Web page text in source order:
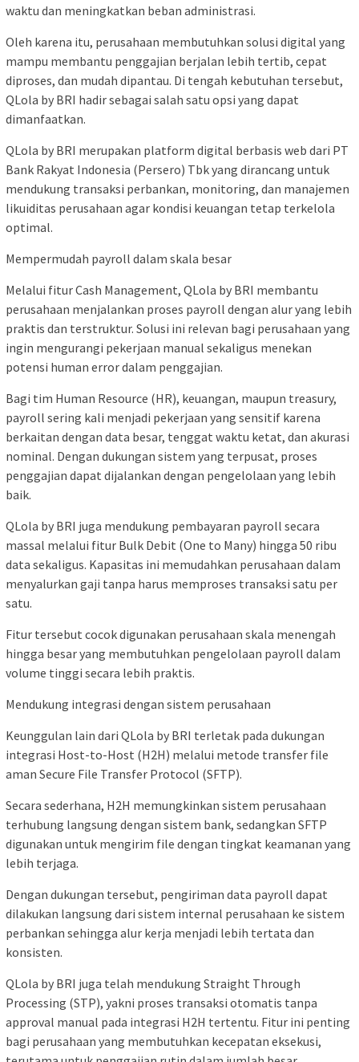
waktu dan meningkatkan beban administrasi.
Oleh karena itu, perusahaan membutuhkan solusi digital yang
mampu membantu penggajian berjalan lebih tertib, cepat
diproses, dan mudah dipantau. Di tengah kebutuhan tersebut,
QLola by BRI hadir sebagai salah satu opsi yang dapat
dimanfaatkan.
QLola by BRI merupakan platform digital berbasis web dari PT
Bank Rakyat Indonesia (Persero) Tbk yang dirancang untuk
mendukung transaksi perbankan, monitoring, dan manajemen
likuiditas perusahaan agar kondisi keuangan tetap terkelola
optimal.
Mempermudah payroll dalam skala besar
Melalui fitur Cash Management, QLola by BRI membantu
perusahaan menjalankan proses payroll dengan alur yang lebih
praktis dan terstruktur. Solusi ini relevan bagi perusahaan yang
ingin mengurangi pekerjaan manual sekaligus menekan
potensi human error dalam penggajian.
Bagi tim Human Resource (HR), keuangan, maupun treasury,
payroll sering kali menjadi pekerjaan yang sensitif karena
berkaitan dengan data besar, tenggat waktu ketat, dan akurasi
nominal. Dengan dukungan sistem yang terpusat, proses
penggajian dapat dijalankan dengan pengelolaan yang lebih
baik.
QLola by BRI juga mendukung pembayaran payroll secara
massal melalui fitur Bulk Debit (One to Many) hingga 50 ribu
data sekaligus. Kapasitas ini memudahkan perusahaan dalam
menyalurkan gaji tanpa harus memproses transaksi satu per
satu.
Fitur tersebut cocok digunakan perusahaan skala menengah
hingga besar yang membutuhkan pengelolaan payroll dalam
volume tinggi secara lebih praktis.
Mendukung integrasi dengan sistem perusahaan
Keunggulan lain dari QLola by BRI terletak pada dukungan
integrasi Host-to-Host (H2H) melalui metode transfer file
aman Secure File Transfer Protocol (SFTP).
Secara sederhana, H2H memungkinkan sistem perusahaan
terhubung langsung dengan sistem bank, sedangkan SFTP
digunakan untuk mengirim file dengan tingkat keamanan yang
lebih terjaga.
Dengan dukungan tersebut, pengiriman data payroll dapat
dilakukan langsung dari sistem internal perusahaan ke sistem
perbankan sehingga alur kerja menjadi lebih tertata dan
konsisten.
QLola by BRI juga telah mendukung Straight Through
Processing (STP), yakni proses transaksi otomatis tanpa
approval manual pada integrasi H2H tertentu. Fitur ini penting
bagi perusahaan yang membutuhkan kecepatan eksekusi,